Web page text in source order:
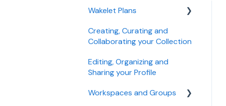
Wakelet Plans
Individual plans
Business plans
Troubleshooting
Creating, Curating and
Collaborating your Collection
Editing, Organizing and
Sharing your Profile
Workspaces and Groups